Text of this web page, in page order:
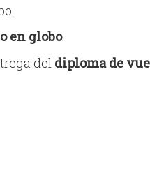
en globo.
del diploma de